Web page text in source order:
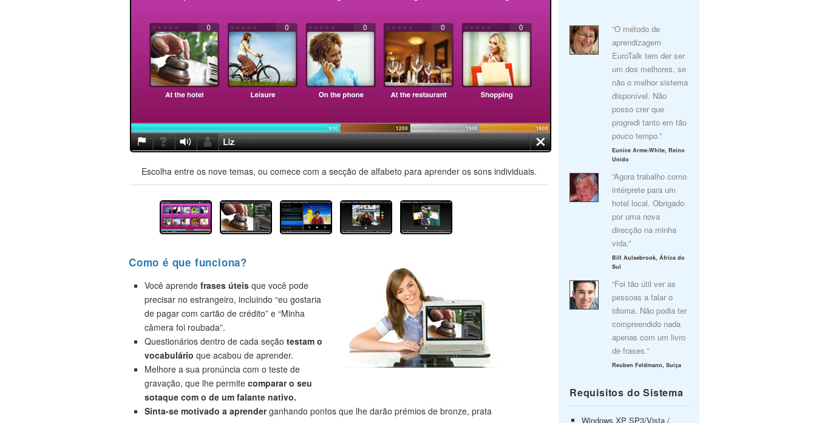
Escolha entre os nove temas, ou comece com a secção de alfabeto para aprender os sons individuais.
Como é que funciona?
Você aprende frases úteis que você pode
precisar no estrangeiro, incluindo “eu gostaria
de pagar com cartão de crédito” e “Minha
câmera foi roubada”.
Questionários dentro de cada seção testam o
vocabulário que acabou de aprender.
Melhore a sua pronúncia com o teste de
gravação, que lhe permite comparar o seu
sotaque com o de um falante nativo.
Sinta-se motivado a aprenderganhando pontos que lhe darão prémios de bronze, prata
“O método de
aprendizagem
EuroTalk tem der ser
um dos melhores, se
não o melhor sistema
disponível. Não
posso crer que
progredi tanto em tão
pouco tempo.”
Eunice Arme-White, Reino
Unido
“Agora trabalho como
intérprete para um
hotel local. Obrigado
por uma nova
direcção na minha
vida.”
Bill Aulsebrook, África do
Sul
“Foi tão útil ver as
pessoas a falar o
idioma. Não podia ter
compreendido nada
apenas com um livro
de frases.”
Reuben Feldmann, Suíça
Requisitos do Sistema
Windows XP SP3/Vista /